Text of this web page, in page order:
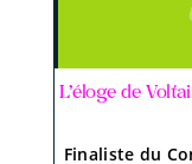
L’éloge de
Finaliste du